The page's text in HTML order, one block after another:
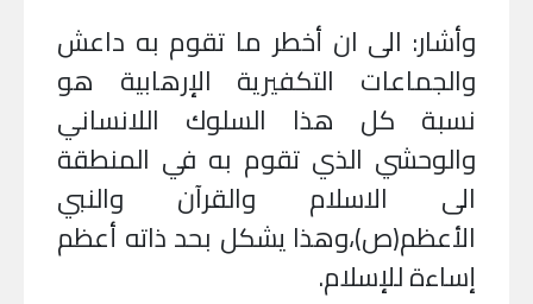
وأشار: الى ان أخطر ما تقوم به داعش
والجماعات التكفيرية الإرهابية هو
نسبة كل هذا السلوك اللانساني
والوحشي الذي تقوم به في المنطقة
الى الاسلام والقرآن والنبي
الأعظم(ص)،وهذا يشكل بحد ذاته أعظم
إساءة للإسلام.